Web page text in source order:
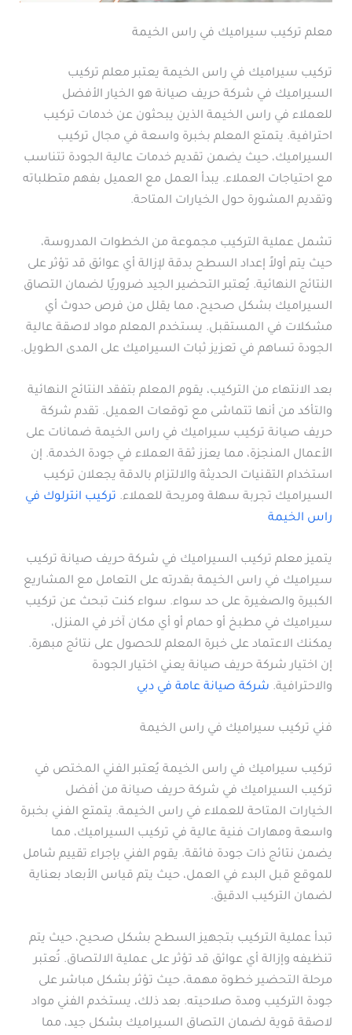
معلم تركيب سيراميك في راس الخيمة
تركيب سيراميك في راس الخيمة يعتبر معلم تركيب
السيراميك في شركة حريف صيانة هو الخيار الأفضل
للعملاء في راس الخيمة الذين يبحثون عن خدمات تركيب
احترافية. يتمتع المعلم بخبرة واسعة في مجال تركيب
السيراميك، حيث يضمن تقديم خدمات عالية الجودة تتناسب
مع احتياجات العملاء. يبدأ العمل مع العميل بفهم متطلباته
وتقديم المشورة حول الخيارات المتاحة.
تشمل عملية التركيب مجموعة من الخطوات المدروسة،
حيث يتم أولاً إعداد السطح بدقة لإزالة أي عوائق قد تؤثر على
النتائج النهائية. يُعتبر التحضير الجيد ضروريًا لضمان التصاق
السيراميك بشكل صحيح، مما يقلل من فرص حدوث أي
مشكلات في المستقبل. يستخدم المعلم مواد لاصقة عالية
الجودة تساهم في تعزيز ثبات السيراميك على المدى الطويل.
بعد الانتهاء من التركيب، يقوم المعلم بتفقد النتائج النهائية
والتأكد من أنها تتماشى مع توقعات العميل. تقدم شركة
حريف صيانة تركيب سيراميك في راس الخيمة ضمانات على
الأعمال المنجزة، مما يعزز ثقة العملاء في جودة الخدمة. إن
استخدام التقنيات الحديثة والالتزام بالدقة يجعلان تركيب
السيراميك تجربة سهلة ومريحة للعملاء. تركيب انترلوك في
راس الخيمة
يتميز معلم تركيب السيراميك في شركة حريف صيانة تركيب
سيراميك في راس الخيمة بقدرته على التعامل مع المشاريع
الكبيرة والصغيرة على حد سواء. سواء كنت تبحث عن تركيب
سيراميك في مطبخ أو حمام أو أي مكان آخر في المنزل،
يمكنك الاعتماد على خبرة المعلم للحصول على نتائج مبهرة.
إن اختيار شركة حريف صيانة يعني اختيار الجودة
والاحترافية. شركة صيانة عامة في دبي
فني تركيب سيراميك في راس الخيمة
تركيب سيراميك في راس الخيمة يُعتبر الفني المختص في
تركيب السيراميك في شركة حريف صيانة من أفضل
الخيارات المتاحة للعملاء في راس الخيمة. يتمتع الفني بخبرة
واسعة ومهارات فنية عالية في تركيب السيراميك، مما
يضمن نتائج ذات جودة فائقة. يقوم الفني بإجراء تقييم شامل
للموقع قبل البدء في العمل، حيث يتم قياس الأبعاد بعناية
لضمان التركيب الدقيق.
تبدأ عملية التركيب بتجهيز السطح بشكل صحيح، حيث يتم
تنظيفه وإزالة أي عوائق قد تؤثر على عملية الالتصاق. تُعتبر
مرحلة التحضير خطوة مهمة، حيث تؤثر بشكل مباشر على
جودة التركيب ومدة صلاحيته. بعد ذلك، يستخدم الفني مواد
لاصقة قوية لضمان التصاق السيراميك بشكل جيد، مما